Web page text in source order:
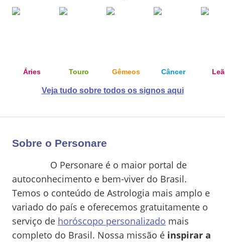
Áries Touro Gêmeos Câncer
Veja tudo sobre todos os signos aqui
Sobre o Personare
O Personare é o maior portal de
autoconhecimento e bem-viver do Brasil.
Temos o conteúdo de Astrologia mais amplo e
variado do país e oferecemos gratuitamente o
serviço de horóscopo personalizado mais
completo do Brasil. Nossa missão é inspirar a